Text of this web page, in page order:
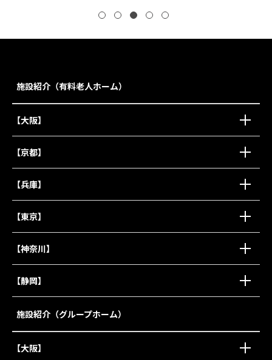
施設紹介（有料老人ホーム）
【大阪】
【京都】
【兵庫】
【東京】
【神奈川】
【静岡】
施設紹介（グループホーム）
【大阪】